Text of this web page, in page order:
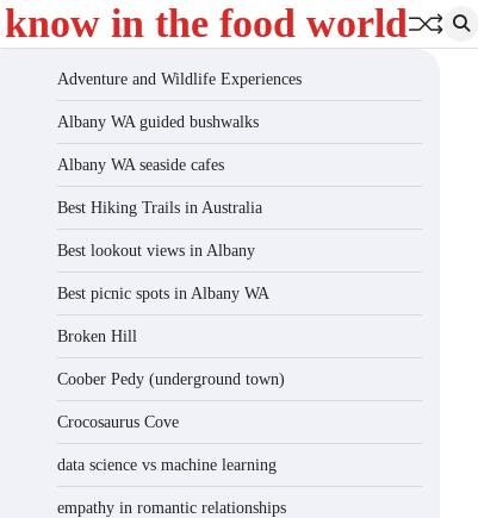
in the food world
Adventure and Wildlife Experiences
Albany WA guided bushwalks
Albany WA seaside cafes
Best Hiking Trails in Australia
Best lookout views in Albany
Best picnic spots in Albany WA
Broken Hill
Coober Pedy (underground town)
Crocosaurus Cove
data science vs machine learning
empathy in romantic relationships